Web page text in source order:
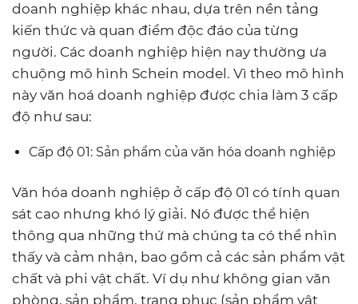
doanh nghiệp khác nhau, dựa trên nền tảng
kiến thức và quan điểm độc đáo của từng
người. Các doanh nghiệp hiện nay thường ưa
chuộng mô hình Schein model. Vì theo mô hình
này văn hoá doanh nghiệp được chia làm 3 cấp
độ như sau:
Cấp độ 01: Sản phẩm của văn hóa doanh nghiệp
Văn hóa doanh nghiệp ở cấp độ 01 có tính quan
sát cao nhưng khó lý giải. Nó được thể hiện
thông qua những thứ mà chúng ta có thể nhìn
thấy và cảm nhận, bao gồm cả các sản phẩm vật
chất và phi vật chất. Ví dụ như không gian văn
phòng, sản phẩm, trang phục (sản phẩm vật